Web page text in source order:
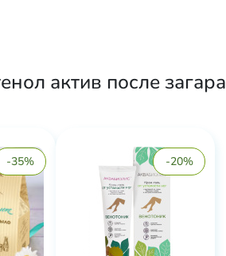
актив после загара
-35% -20%